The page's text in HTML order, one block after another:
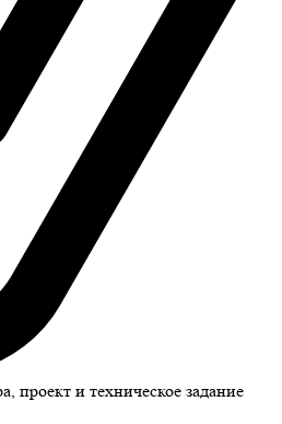
проект и техническое задание